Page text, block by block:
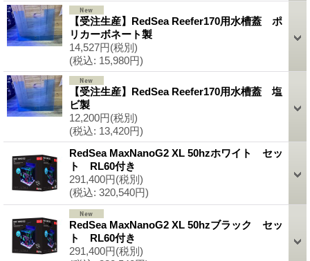
【受注生産】RedSea Reefer170用水槽蓋 ポ
リカーボネート製
14,527円(税別)
(税込: 15,980円)
【受注生産】RedSea Reefer170用水槽蓋 塩
ビ製
12,200円(税別)
(税込: 13,420円)
RedSea MaxNanoG2 XL 50hzホワイト セッ
ト RL60付き
291,400円(税別)
(税込: 320,540円)
RedSea MaxNanoG2 XL 50hzブラック セッ
ト RL60付き
291,400円(税別)